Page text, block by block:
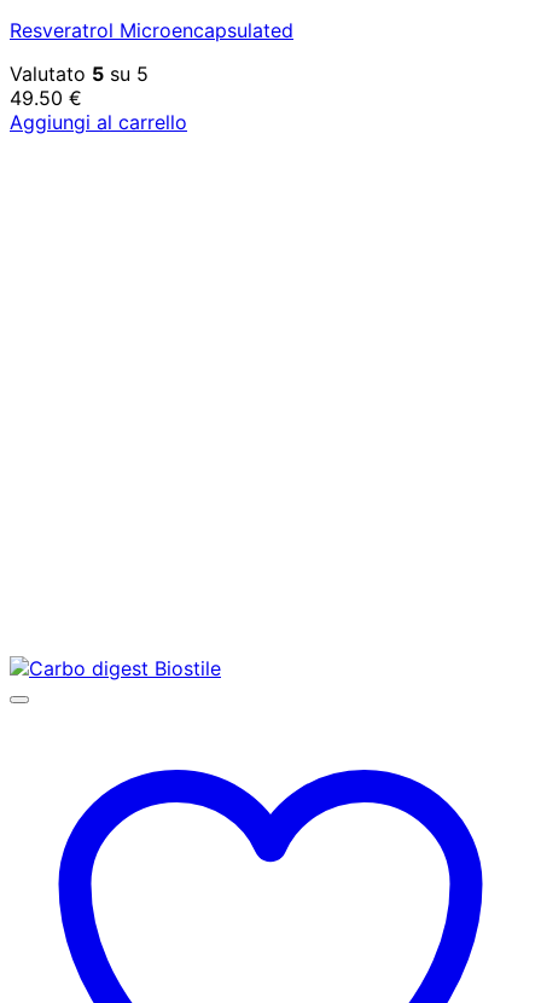
Resveratrol Microencapsulated
Valutato 5 su 5
49.50 €
Aggiungi al carrello